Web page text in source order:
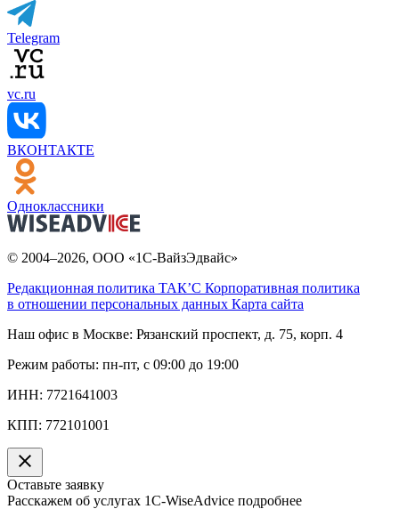
Telegram
vc.ru
ВКОНТАКТЕ
Одноклассники
© 2004–2026, ООО «1С-ВайзЭдвайс»
Редакционная политика ТАК’C Корпоративная политика
в отношении персональных данных Карта сайта
Наш офис в Москве: Рязанский проспект, д. 75, корп. 4
Режим работы: пн-пт, с 09:00 до 19:00
ИНН: 7721641003
КПП: 772101001
Оставьте заявку
Расскажем об услугах 1C-WiseAdvice подробнее